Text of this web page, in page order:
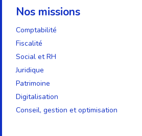
Nos missions
Comptabilité
Fiscalité
Social et RH
Juridique
Patrimoine
Digitalisation
Conseil, gestion et optimisation